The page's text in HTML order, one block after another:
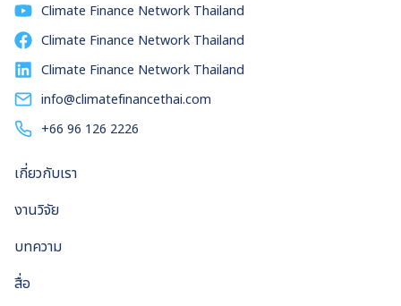
Climate Finance Network Thailand
Climate Finance Network Thailand
Climate Finance Network Thailand
info@climatefinancethai.com
+66 96 126 2226
เกี่ยวกับเรา
งานวิจัย
บทความ
สื่อ